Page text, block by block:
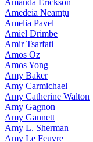
Amedeia Neamţu
Amelia Pavel
Amiel Drimbe
Amir Tsarfati
Amos Oz
Amos Yong
Amy Baker
Amy Carmichael
Amy Catherine Walton
Amy Gagnon
Amy Gannett
Amy L. Sherman
Amy Le Feuvre